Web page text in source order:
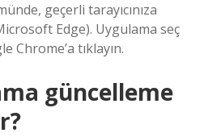
geçerli tarayıcınıza
Edge). Uygulama seç
Chrome’a ​​tıklayın.
güncelleme